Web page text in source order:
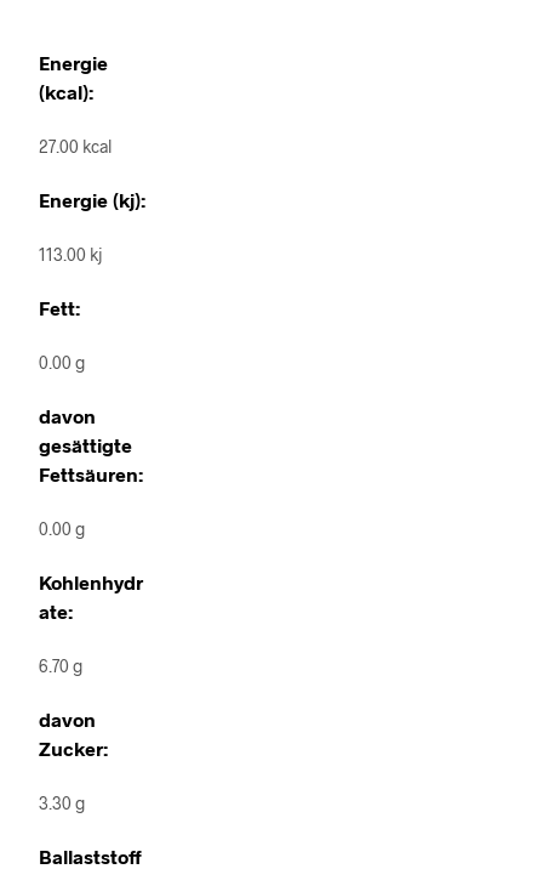
Energie
(kcal):
27.00 kcal
Energie (kj):
113.00 kj
Fett:
0.00 g
davon
gesättigte
Fettsäuren:
0.00 g
Kohlenhydr
ate:
6.70 g
davon
Zucker:
3.30 g
Ballaststoff